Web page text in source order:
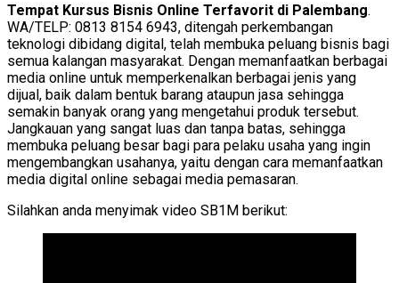
Tempat Kursus Bisnis Online Terfavorit di Palembang.
WA/TELP: 0813 8154 6943, ditengah perkembangan
teknologi dibidang digital, telah membuka peluang bisnis bagi
semua kalangan masyarakat. Dengan memanfaatkan berbagai
media online untuk memperkenalkan berbagai jenis yang
dijual, baik dalam bentuk barang ataupun jasa sehingga
semakin banyak orang yang mengetahui produk tersebut.
Jangkauan yang sangat luas dan tanpa batas, sehingga
membuka peluang besar bagi para pelaku usaha yang ingin
mengembangkan usahanya, yaitu dengan cara memanfaatkan
media digital online sebagai media pemasaran.
Silahkan anda menyimak video SB1M berikut: